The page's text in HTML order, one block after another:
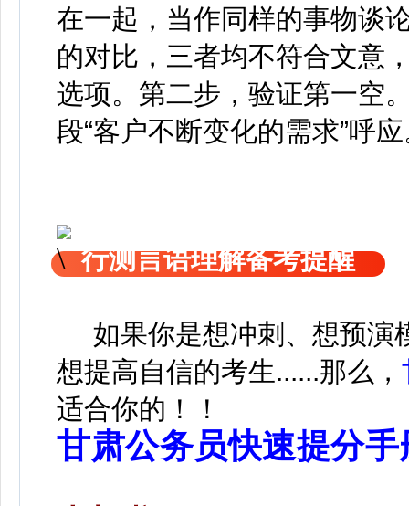
在一起，当作同样的事物谈
的对比，三者均不符合文意
选项。第二步，验证第一空
段“客户不断变化的需求”呼
行测言语理解备考提醒
如果你是想冲刺、想预演
想提高自信的考生......那么，
适合你的！！
甘肃公务员快速提分手